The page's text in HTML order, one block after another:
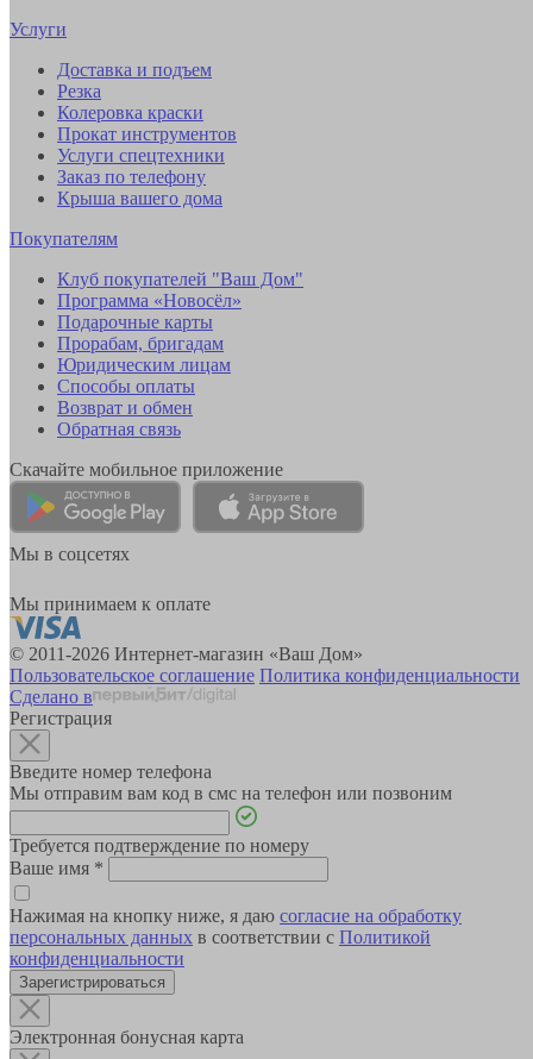
Услуги
Доставка и подъем
Резка
Колеровка краски
Прокат инструментов
Услуги спецтехники
Заказ по телефону
Крыша вашего дома
Покупателям
Клуб покупателей "Ваш Дом"
Программа «Новосёл»
Подарочные карты
Прорабам, бригадам
Юридическим лицам
Способы оплаты
Возврат и обмен
Обратная связь
Скачайте мобильное приложение
Мы в соцсетях
Мы принимаем к оплате
© 2011-2026 Интернет-магазин «Ваш Дом»
Пользовательское соглашение Политика конфиденциальности
Сделано в
Регистрация
Введите номер телефона
Мы отправим вам код в смс на телефон или позвоним
Требуется подтверждение по номеру
Ваше имя *
Нажимая на кнопку ниже, я даю согласие на обработку
персональных данных в соответствии с Политикой
конфиденциальности
Зарегистрироваться
Электронная бонусная карта